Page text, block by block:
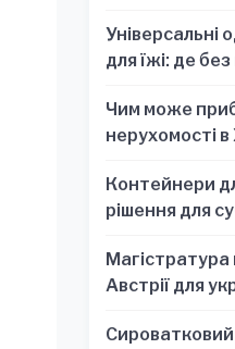
Універсальні
для їжі: де
Чим може
нерухомості в
Контейнери
рішення для
Магістратура
Австрії для